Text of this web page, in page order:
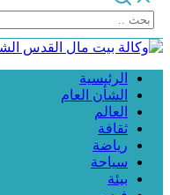
الرئيسية
الشأن العام
العالم
ثقافة
رياضة
سياحة
بيئة